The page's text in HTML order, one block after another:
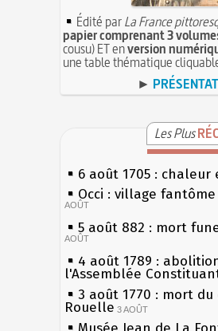
Édité parLa France
papier comprenant 3
cousu) ET enversion
une table thématique
►
Les Plus
6 août 1705 : chaleur
Occi : village
AOÛT
5 août 882 : mort
AOÛT
4 août 1789 :
l'Assemblée
3 août 1770 : mort
Rouelle 3 AOÛT